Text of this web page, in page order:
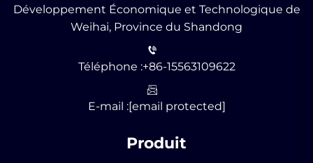
Développement Économique et Technologique de
Weihai, Province du Shandong
Téléphone :+86-15563109622
E-mail :[email protected]
Produit